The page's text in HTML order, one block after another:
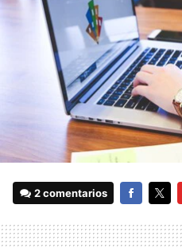
2 comentarios